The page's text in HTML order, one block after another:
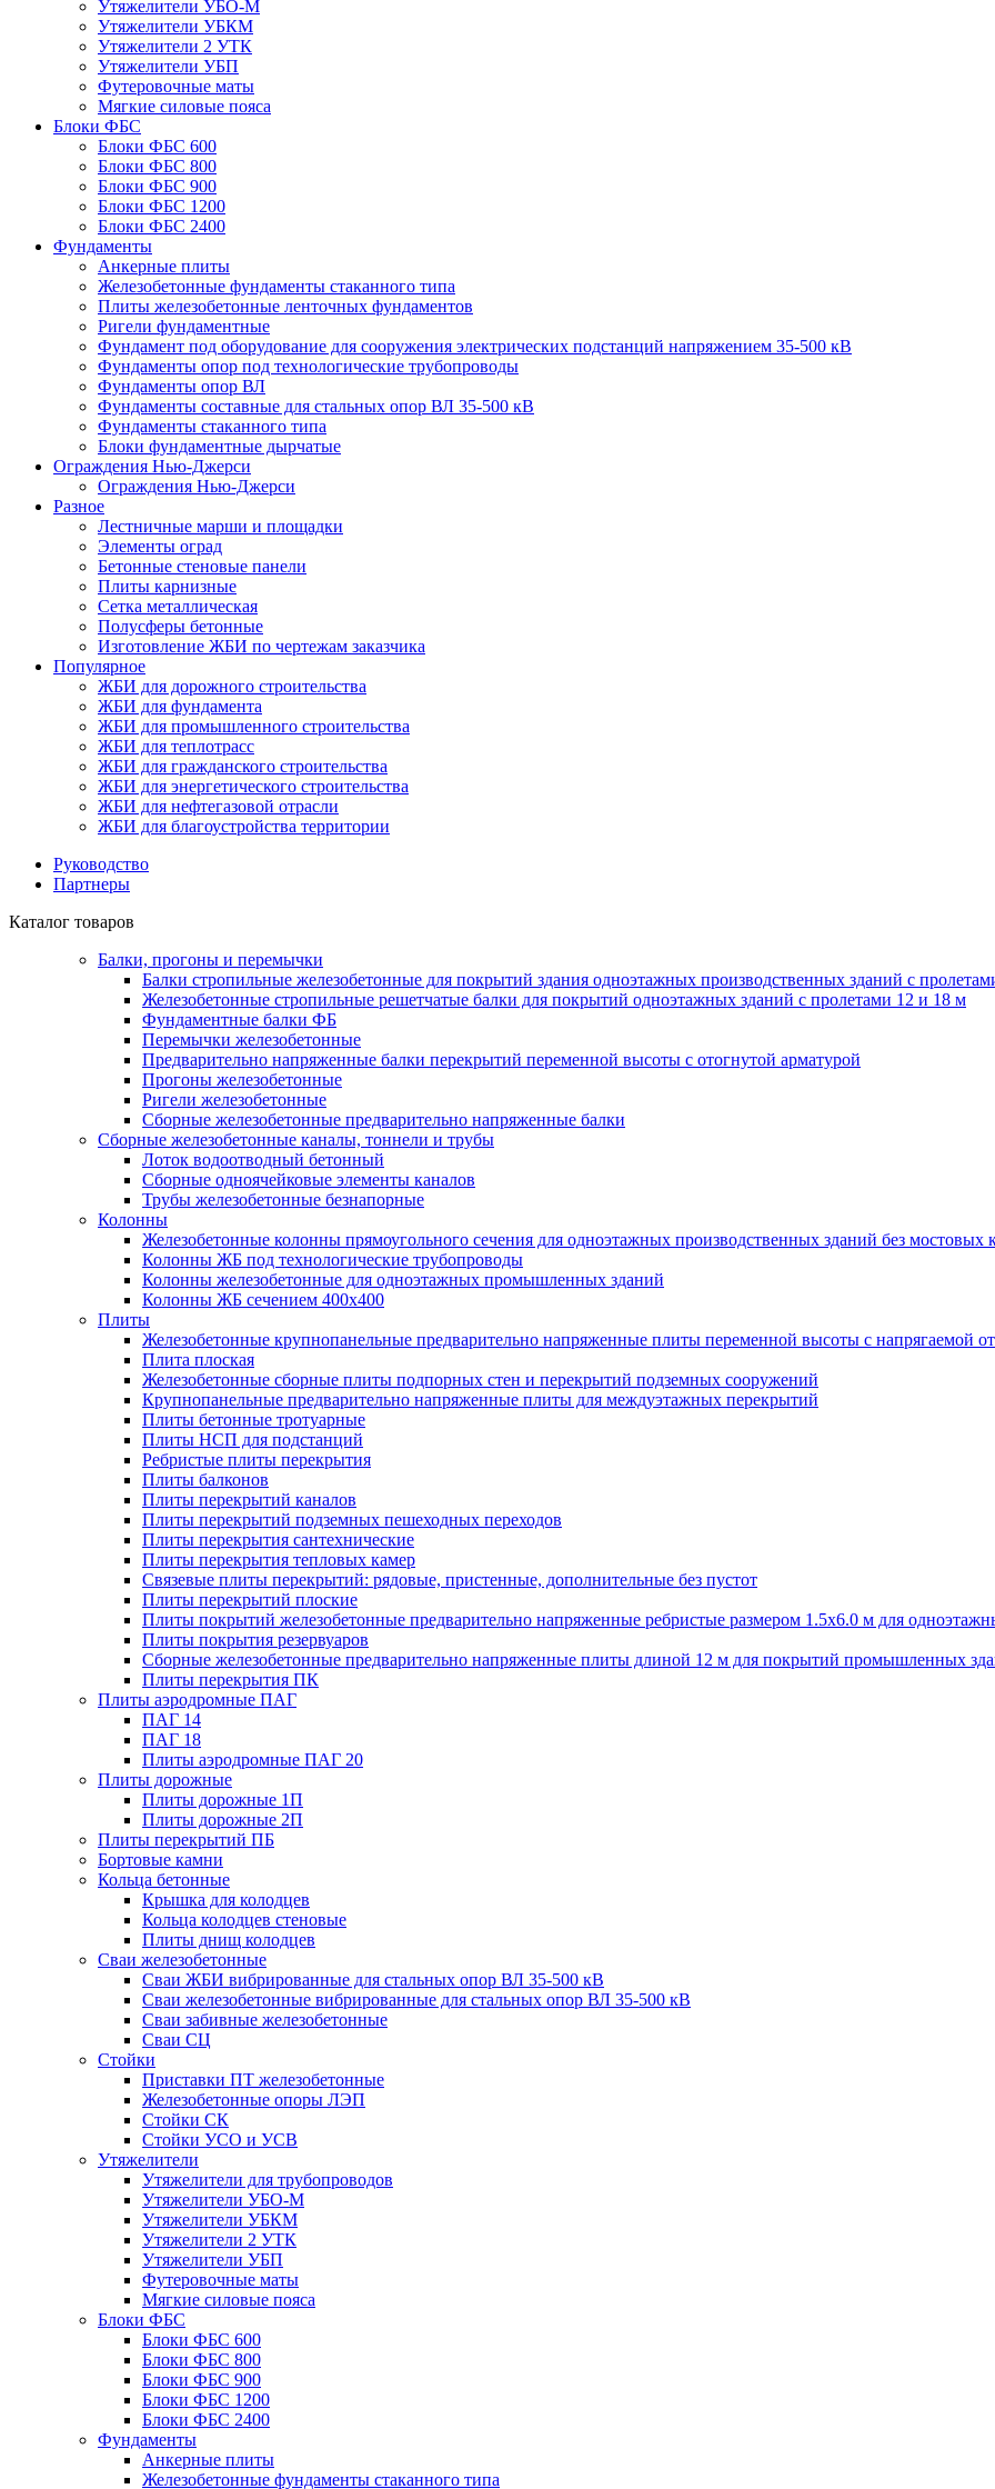
Утяжелители УБО-М
Утяжелители УБКМ
Утяжелители 2 УТК
Утяжелители УБП
Футеровочные маты
Мягкие силовые пояса
Блоки ФБС
Блоки ФБС 600
Блоки ФБС 800
Блоки ФБС 900
Блоки ФБС 1200
Блоки ФБС 2400
Фундаменты
Анкерные плиты
Железобетонные фундаменты стаканного типа
Плиты железобетонные ленточных фундаментов
Ригели фундаментные
Фундамент под оборудование для сооружения электрических подстанций напряжением 35-500 кВ
Фундаменты опор под технологические трубопроводы
Фундаменты опор ВЛ
Фундаменты составные для стальных опор ВЛ 35-500 кВ
Фундаменты стаканного типа
Блоки фундаментные дырчатые
Ограждения Нью-Джерси
Ограждения Нью-Джерси
Разное
Лестничные марши и площадки
Элементы оград
Бетонные стеновые панели
Плиты карнизные
Сетка металлическая
Полусферы бетонные
Изготовление ЖБИ по чертежам заказчика
Популярное
ЖБИ для дорожного строительства
ЖБИ для фундамента
ЖБИ для промышленного строительства
ЖБИ для теплотрасс
ЖБИ для гражданского строительства
ЖБИ для энергетического строительства
ЖБИ для нефтегазовой отрасли
ЖБИ для благоустройства территории
Руководство
Партнеры
Каталог товаров
Балки, прогоны и перемычки
Балки стропильные железобетонные для покрытий здания одноэтажных производственных зданий с
Железобетонные стропильные решетчатые балки для покрытий одноэтажных зданий с пролетами 12 и 18 м
Фундаментные балки ФБ
Перемычки железобетонные
Предварительно напряженные балки перекрытий переменной высоты с отогнутой арматурой
Прогоны железобетонные
Ригели железобетонные
Сборные железобетонные предварительно напряженные балки
Сборные железобетонные каналы, тоннели и трубы
Лоток водоотводный бетонный
Сборные одноячейковые элементы каналов
Трубы железобетонные безнапорные
Колонны
Железобетонные колонны прямоугольного сечения для одноэтажных производственных зданий без мостовых
Колонны ЖБ под технологические трубопроводы
Колонны железобетонные для одноэтажных промышленных зданий
Колонны ЖБ сечением 400х400
Плиты
Железобетонные крупнопанельные предварительно напряженные плиты переменной высоты с напрягаемой
Плита плоская
Железобетонные сборные плиты подпорных стен и перекрытий подземных сооружений
Крупнопанельные предварительно напряженные плиты для междуэтажных перекрытий
Плиты бетонные тротуарные
Плиты НСП для подстанций
Ребристые плиты перекрытия
Плиты балконов
Плиты перекрытий каналов
Плиты перекрытий подземных пешеходных переходов
Плиты перекрытия сантехнические
Плиты перекрытия тепловых камер
Связевые плиты перекрытий: рядовые, пристенные, дополнительные без пустот
Плиты перекрытий плоские
Плиты покрытий железобетонные предварительно напряженные ребристые размером 1.5х6.0 м для
Плиты покрытия резервуаров
Сборные железобетонные предварительно напряженные плиты длиной 12 м для покрытий промышленных
Плиты перекрытия ПК
Плиты аэродромные ПАГ
ПАГ 14
ПАГ 18
Плиты аэродромные ПАГ 20
Плиты дорожные
Плиты дорожные 1П
Плиты дорожные 2П
Плиты перекрытий ПБ
Бортовые камни
Кольца бетонные
Крышка для колодцев
Кольца колодцев стеновые
Плиты днищ колодцев
Сваи железобетонные
Сваи ЖБИ вибрированные для стальных опор ВЛ 35-500 кВ
Сваи железобетонные вибрированные для стальных опор ВЛ 35-500 кВ
Сваи забивные железобетонные
Сваи СЦ
Стойки
Приставки ПТ железобетонные
Железобетонные опоры ЛЭП
Стойки СК
Стойки УСО и УСВ
Утяжелители
Утяжелители для трубопроводов
Утяжелители УБО-М
Утяжелители УБКМ
Утяжелители 2 УТК
Утяжелители УБП
Футеровочные маты
Мягкие силовые пояса
Блоки ФБС
Блоки ФБС 600
Блоки ФБС 800
Блоки ФБС 900
Блоки ФБС 1200
Блоки ФБС 2400
Фундаменты
Анкерные плиты
Железобетонные фундаменты стаканного типа